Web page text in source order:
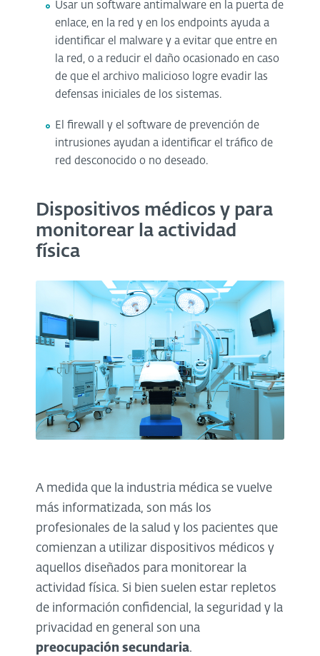
Usar un software antimalware en la puerta de
enlace, en la red y en los endpoints ayuda a
identificar el malware y a evitar que entre en
la red, o a reducir el daño ocasionado en caso
de que el archivo malicioso logre evadir las
defensas iniciales de los sistemas.
El firewall y el software de prevención de
intrusiones ayudan a identificar el tráfico de
red desconocido o no deseado.
Dispositivos médicos y para
monitorear la actividad
física
A medida que la industria médica se vuelve
más informatizada, son más los
profesionales de la salud y los pacientes que
comienzan a utilizar dispositivos médicos y
aquellos diseñados para monitorear la
actividad física. Si bien suelen estar repletos
de información confidencial, la seguridad y la
privacidad en general son una
preocupación secundaria.